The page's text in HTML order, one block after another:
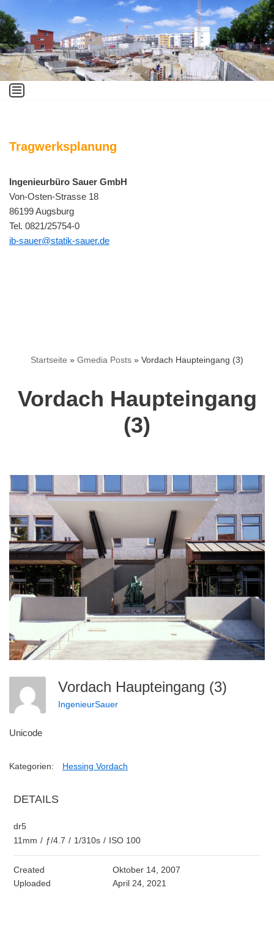
Zum
Inhalt
springen
Tragwerksplanung
Ingenieurbüro Sauer GmbH
Von-Osten-Strasse 18
86199 Augsburg
Tel. 0821/25754-0
ib-sauer@statik-sauer.de
Startseite » Gmedia Posts » Vordach Haupteingang (3)
Vordach Haupteingang
(3)
Vordach Haupteingang (3)
IngenieurSauer
Unicode
Kategorien: Hessing Vordach
DETAILS
dr5
11mm / ƒ/4.7 / 1/310s / ISO 100
Created
Oktober 14, 2007
Uploaded
April 24, 2021